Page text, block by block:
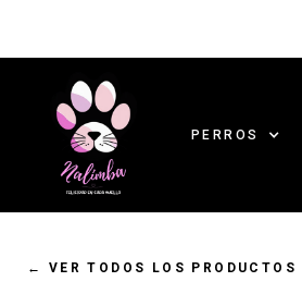
PERROS
← VER TODOS LOS PRODUCTOS